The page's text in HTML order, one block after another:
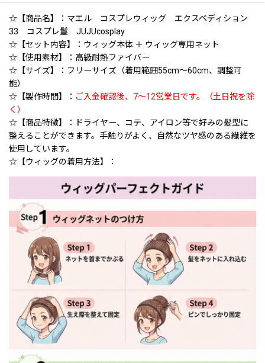
☆【商品名】：マエル コスプレウィッグ エクスペディション
33 コスプレ鬘 JUJUcosplay
☆【セット内容】：ウィッグ本体 ＋ ウィッグ専用ネット
☆【使用素材】：高級耐熱ファイバー
☆【サイズ】：フリーサイズ（着用範囲55cm〜60cm、調整可
能）
☆【製作時間】： ご入金確認後、7〜12営業日です。（土日祝を除
く）
☆【商品特徴】：ドライヤー、コテ、アイロン等で好みの髪型に
整えることができます。手触りがよく、自然なツヤ感のある繊維を
使用しています。
☆【ウィッグの着用方法】：